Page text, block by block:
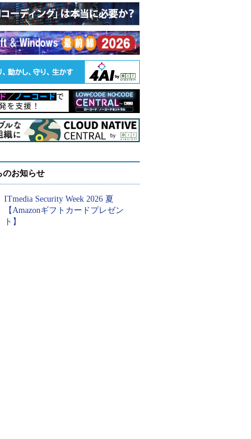
のお知らせ
ITmedia Security Week 2026 夏
【Amazonギフトカードプレゼン
ト】